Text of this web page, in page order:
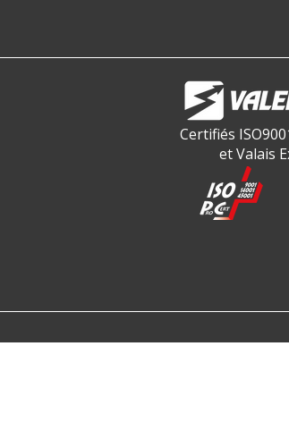
Certifiés
et Valais